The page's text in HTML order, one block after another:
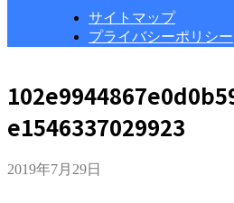
サイトマップ
プライバシーポリシー
e1546337029923
2019年7月29日